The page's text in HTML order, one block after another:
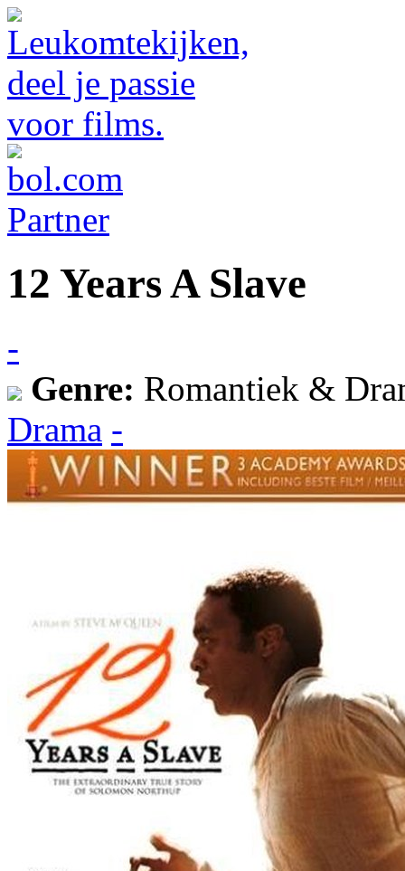
12 Years A Slave
-
Genre: Romantiek &
Drama -